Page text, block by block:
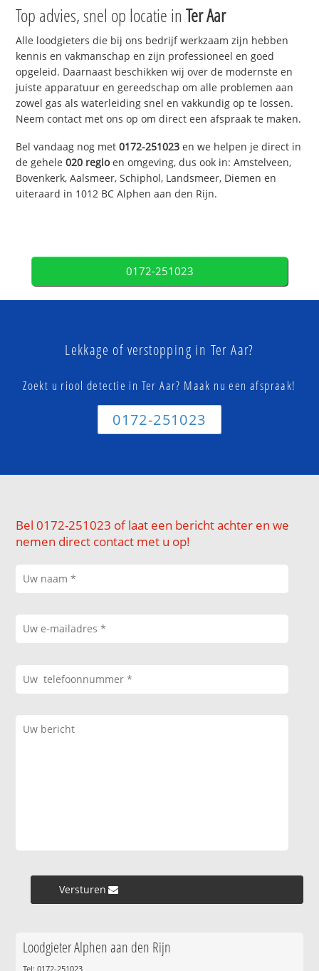
Top advies, snel op locatie inTer Aar
Alle loodgieters die bij ons bedrijf werkzaam zijn hebben
kennis en vakmanschap en zijn professioneel en goed
opgeleid. Daarnaast beschikken wij over de modernste en
juiste apparatuur en gereedschap om alle problemen aan
zowel gas als waterleiding snel en vakkundig op te lossen.
Neem contact met ons op om direct een afspraak te maken.
Bel vandaag nog met0172-251023 en we helpen je direct in
de gehele020 regioen omgeving, dus ook in: Amstelveen,
Bovenkerk, Aalsmeer, Schiphol, Landsmeer, Diemen en
uiteraard in 1012 BC Alphen aan den Rijn.
0172-251023
Lekkage of verstopping in Ter Aar?
Zoekt u riool detectie in Ter Aar? Maak nu een afspraak!
0172-251023
Bel 0172-251023 of laat een bericht achter en we
nemen direct contact met u op!
Versturen »
Loodgieter Alphen aan den Rijn
Tel: 0172-251023